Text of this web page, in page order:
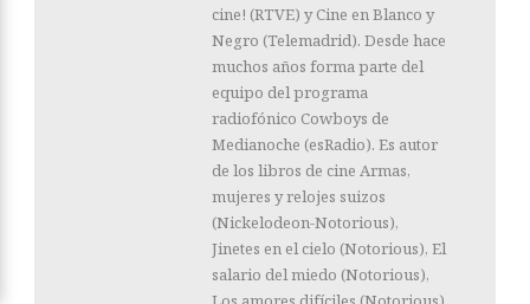
cine! (RTVE) y Cine en Blanco y
Negro (Telemadrid). Desde hace
muchos años forma parte del
equipo del programa
radiofónico Cowboys de
Medianoche (esRadio). Es autor
de los libros de cine Armas,
mujeres y relojes suizos
(Nickelodeon-Notorious),
Jinetes en el cielo (Notorious), El
salario del miedo (Notorious),